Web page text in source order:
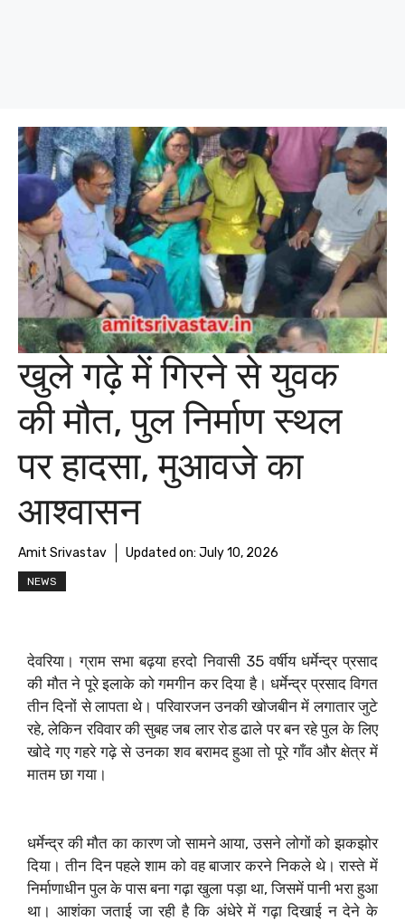
खुले गढ़े में गिरने से युवक
की मौत, पुल निर्माण स्थल
पर हादसा, मुआवजे का
आश्वासन
Amit Srivastav Updated on: July 10, 2026
NEWS
देवरिया। ग्राम सभा बढ़या हरदो निवासी 35 वर्षीय धर्मेन्द्र प्रसाद
की मौत ने पूरे इलाके को गमगीन कर दिया है। धर्मेन्द्र प्रसाद विगत
तीन दिनों से लापता थे। परिवारजन उनकी खोजबीन में लगातार जुटे
रहे, लेकिन रविवार की सुबह जब लार रोड ढाले पर बन रहे पुल के लिए
खोदे गए गहरे गढ़े से उनका शव बरामद हुआ तो पूरे गाँव और क्षेत्र में
मातम छा गया।
धर्मेन्द्र की मौत का कारण जो सामने आया, उसने लोगों को झकझोर
दिया। तीन दिन पहले शाम को वह बाजार करने निकले थे। रास्ते में
निर्माणाधीन पुल के पास बना गढ़ा खुला पड़ा था, जिसमें पानी भरा हुआ
था। आशंका जताई जा रही है कि अंधेरे में गढ़ा दिखाई न देने के